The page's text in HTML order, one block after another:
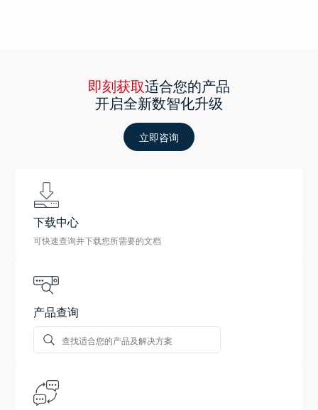
即刻获取适合您的产品
开启全新数智化升级
立即咨询
下载中心
可快速查询并下载您所需要的文档
产品查询